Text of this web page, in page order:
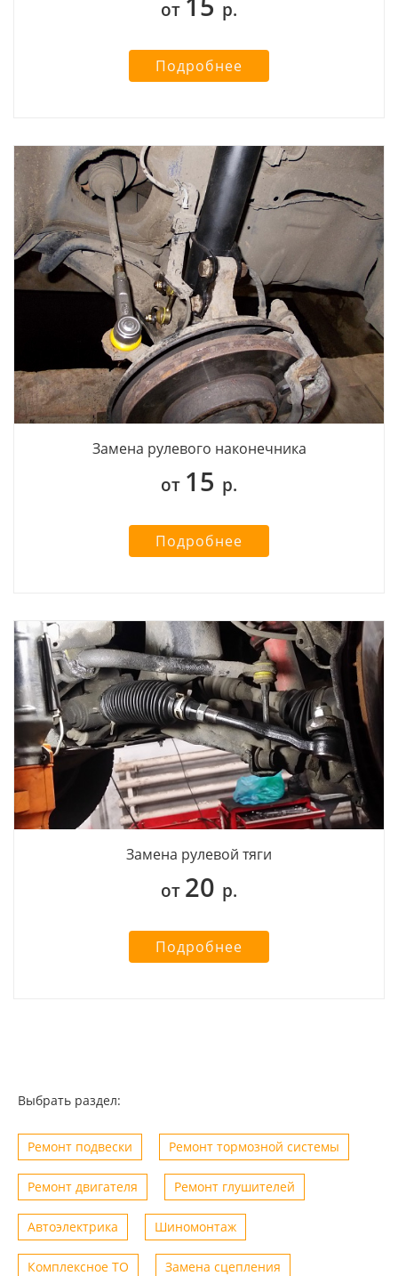
от р.
Подробнее
Замена рулевого наконечника
от 15 р.
Подробнее
Замена рулевой тяги
от 20 р.
Подробнее
Выбрать раздел:
Ремонт подвески Ремонт тормозной системы
Ремонт двигателя Ремонт глушителей
Автоэлектрика Шиномонтаж
Комплексное ТО Замена сцепления